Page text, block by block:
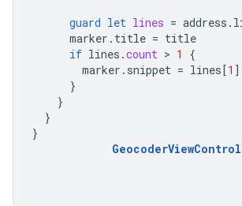
guard let lines = address .
marker . title = title
if lines .count > 1
{
marker . snippet = lines [1 ]
}
}
}
}